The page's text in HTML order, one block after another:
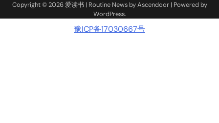
Copyright © 2026爱读书 | Routine News byAscendoor| Powered by
WordPress.
豫ICP备17030667号